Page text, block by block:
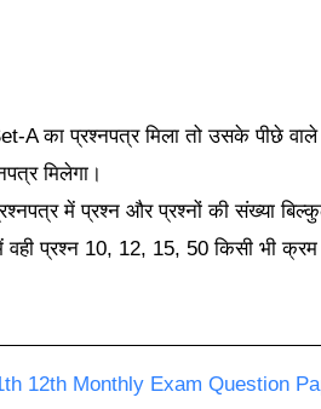
A का प्रश्नपत्र मिला तो उसके पीछे
मिलेगा।
में प्रश्न और प्रश्नों की संख्या
प्रश्न 10, 12, 15, 50 किसी भी क्रम
12th Monthly Exam Question